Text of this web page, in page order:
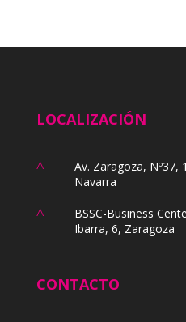
LOCALIZACIÓN
^
Av. Zaragoza, Nº37,
Navarra
^
BSSC-Business
Ibarra, 6, Zaragoza
CONTACTO